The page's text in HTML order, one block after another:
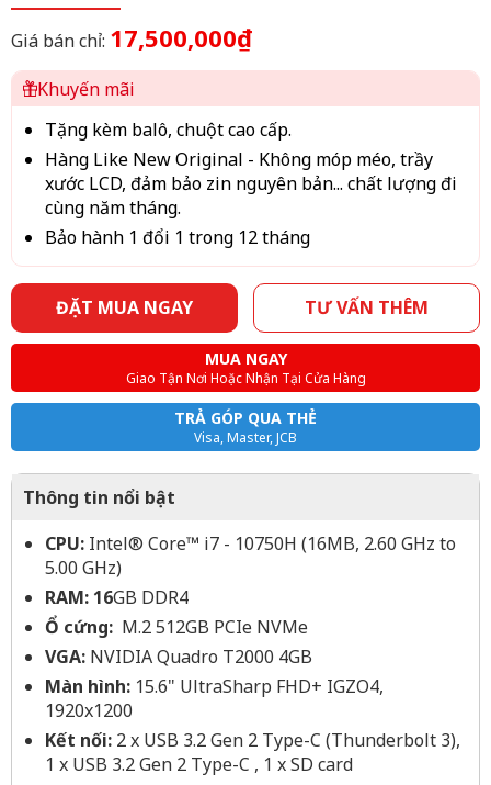
Giá bán chỉ: 17,500,000₫
Khuyến mãi
Tặng kèm balô, chuột cao cấp.
Hàng Like New Original - Không móp méo, trầy
xước LCD, đảm bảo zin nguyên bản... chất lượng đi
cùng năm tháng.
Bảo hành 1 đổi 1 trong 12 tháng
ĐẶT MUA NGAY TƯ VẤN THÊM
MUA NGAY
Giao Tận Nơi Hoặc Nhận Tại Cửa Hàng
TRẢ GÓP QUA THẺ
Visa, Master, JCB
Thông tin nổi bật
CPU: Intel® Core™ i7 - 10750H (16MB, 2.60 GHz to
5.00 GHz)
RAM: 16GB DDR4
Ổ cứng: M.2 512GB PCIe NVMe
VGA: NVIDIA Quadro T2000 4GB
Màn hình: 15.6" UltraSharp FHD+ IGZO4,
1920x1200
Kết nối: 2 x USB 3.2 Gen 2 Type-C (Thunderbolt 3),
1 x USB 3.2 Gen 2 Type-C , 1 x SD card